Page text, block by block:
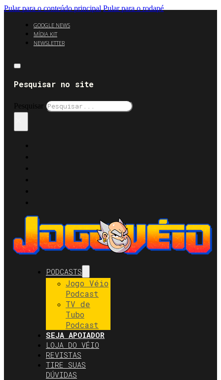
Pular para o conteúdo principal Pular para o rodapé
GOOGLE NEWS
MÍDIA KIT
NEWSLETTER
Pesquisar no site
Pesquisar
PODCASTS
Jogo Véio
Podcast
TV de
Tubo
Podcast
SEJA APOIADOR
LOJA DO VÉIO
REVISTAS
TIRE SUAS
DÚVIDAS